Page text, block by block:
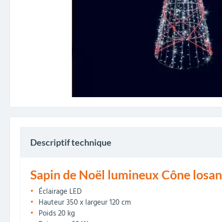
Descriptif technique
Sapin de Noël lumineux Cône
Éclairage LED
Hauteur 350 x largeur 120 cm
Poids 20 kg